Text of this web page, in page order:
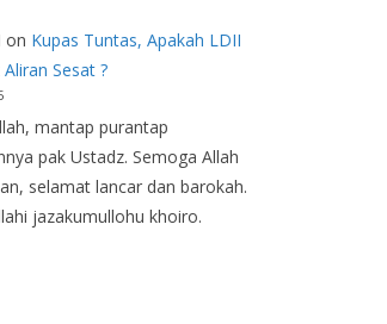
on Kupas Tuntas, Apakah LDII
Sesat ?
mantap purantap
pak Ustadz. Semoga Allah
selamat lancar dan barokah.
jazakumullohu khoiro.